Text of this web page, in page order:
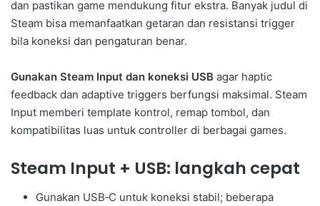
dan pastikan game mendukung fitur ekstra. Banyak judul di
Steam bisa memanfaatkan getaran dan resistansi trigger
bila koneksi dan pengaturan benar.
Gunakan Steam Input dan koneksi USB agar haptic
feedback dan adaptive triggers berfungsi maksimal. Steam
Input memberi template kontrol, remap tombol, dan
kompatibilitas luas untuk controller di berbagai games.
Steam Input + USB: langkah cepat
Gunakan USB‑C untuk koneksi stabil; beberapa